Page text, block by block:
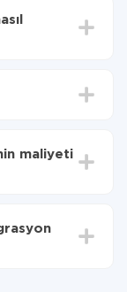
maliyeti